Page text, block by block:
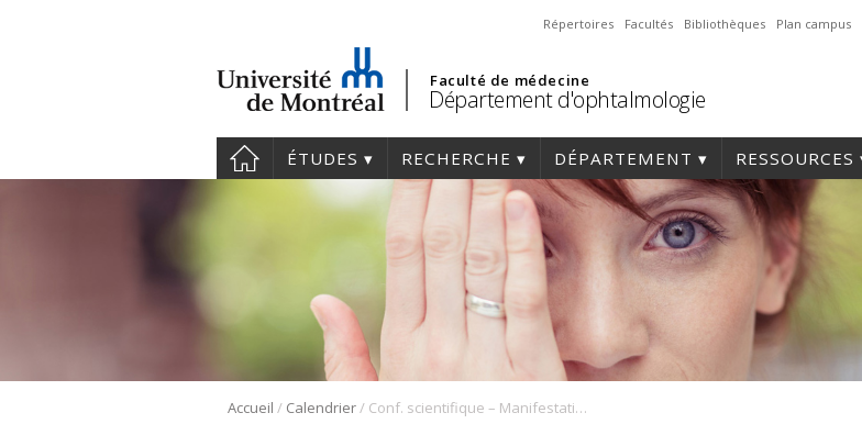
Répertoires Facultés Bibliothèques Plan campus
Faculté de médecine
Département d'ophtalmologie
ÉTUDES RECHERCHE DÉPARTEMENT RESSOURCES
Accueil / Calendrier/ Conf. scientifique – Manifestations oculaires de la sarcoïdose